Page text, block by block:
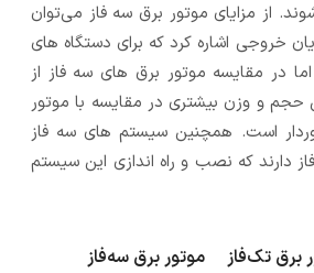
از مزایای موتور برق سه فاز می‌توان
خروجی اشاره کرد که برای دستگاه های
در مقایسه موتور برق های سه فاز از
حجم و وزن بیشتری در مقایسه با موتور
است. همچنین سیستم های سه فاز
دارند که نصب و راه اندازی این سیستم
برق تک‌فاز موتور برق سه‌فاز